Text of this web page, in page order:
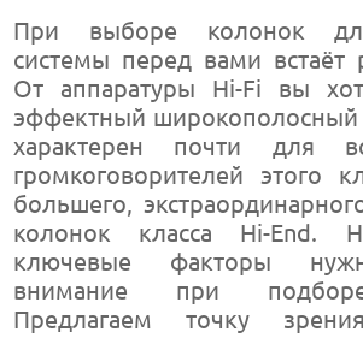
При выборе колонок
системы перед вами встаёт
От аппаратуры Hi-Fi вы
эффектный широкополосный
характерен почти для
громкоговорителей этого
большего,
колонок класса Hi-End.
ключевые факторы
внимание при
Предлагаем точку